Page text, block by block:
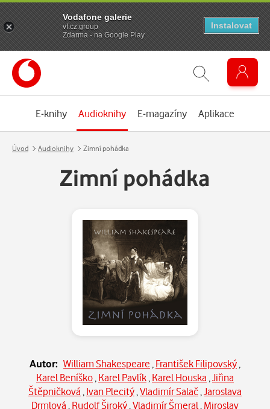
E-knihy Audioknihy E-magazíny Aplikace
Úvod Audioknihy Zimní pohádka
Zimní pohádka
Autor: William Shakespeare František Filipovský
Karel Beníško Karel Pavlík Karel Houska Jiřina
Štěpničková Ivan Plecitý Vladimír Salač Jaroslava
Drmlová Rudolf Široký Vladimír Šmeral Miroslav
Vodafone galerie
vf.cz.group
Zdarma - na Google Play
Instalovat